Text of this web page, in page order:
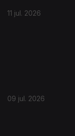
11 jul. 2026
09 jul. 2026